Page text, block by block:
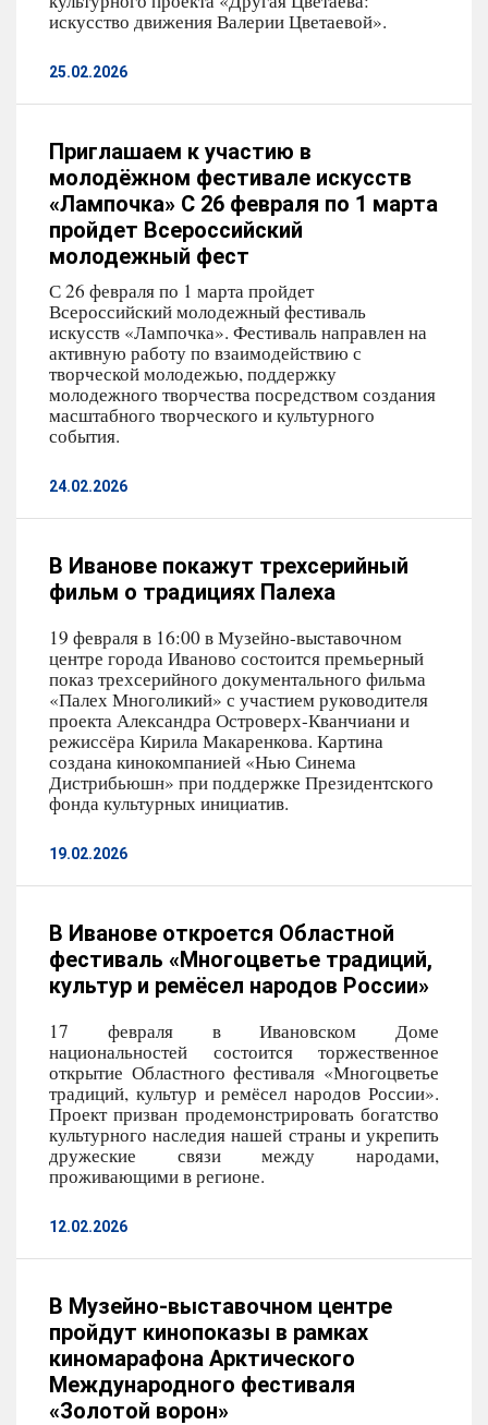
искусство движения Валерии Цветаевой».
25.02.2026
Приглашаем к участию в
молодёжном фестивале искусств
«Лампочка» С 26 февраля по 1 марта
пройдет Всероссийский
молодежный фест
С 26 февраля по 1 марта пройдет
Всероссийский молодежный фестиваль
искусств «Лампочка». Фестиваль направлен на
активную работу по взаимодействию с
творческой молодежью, поддержку
молодежного творчества посредством создания
масштабного творческого и культурного
события.
24.02.2026
В Иванове покажут трехсерийный
фильм о традициях Палеха
19 февраля в 16:00 в Музейно-выставочном
центре города Иваново состоится премьерный
показ трехсерийного документального фильма
«Палех Многоликий» с участием руководителя
проекта Александра Островерх-Кванчиани и
режиссёра Кирила Макаренкова. Картина
создана кинокомпанией «Нью Синема
Дистрибьюшн» при поддержке Президентского
фонда культурных инициатив.
19.02.2026
В Иванове откроется Областной
фестиваль «Многоцветье традиций,
культур и ремёсел народов России»
17 февраля в Ивановском Доме
национальностей состоится торжественное
открытие Областного фестиваля «Многоцветье
традиций, культур и ремёсел народов России».
Проект призван продемонстрировать богатство
культурного наследия нашей страны и укрепить
дружеские связи между народами,
проживающими в регионе.
12.02.2026
В Музейно-выставочном центре
пройдут кинопоказы в рамках
киномарафона Арктического
Международного фестиваля
«Золотой ворон»